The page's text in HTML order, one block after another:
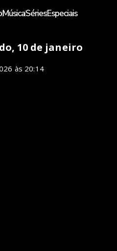
MúsicaSériesEspeciais
10 de janeiro
às 20:14